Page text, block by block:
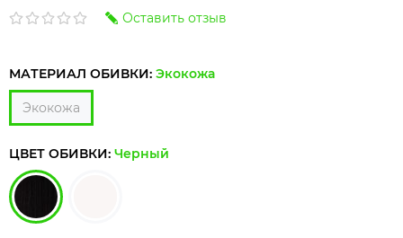
Оставить отзыв
МАТЕРИАЛ ОБИВКИ: Экокожа
Экокожа
ЦВЕТ ОБИВКИ: Черный